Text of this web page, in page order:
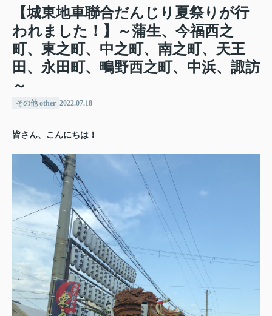
【城東地車聯合だんじり夏祭りが行
われました！】～蒲生、今福西之
町、東之町、中之町、南之町、天王
田、永田町、鴫野西之町、中浜、諏訪
～
その他 other 2022.07.18
皆さん、こんにちは！